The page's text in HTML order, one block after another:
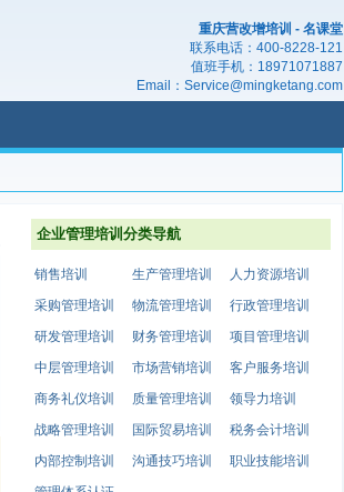
重庆营改增培训 - 名课堂
联系电话： 400-8228-121
值班手机： 18971071887
Email： Service@mingketang.com
企业管理培训分类导航
销售培训 生产管理培训
人力资源培训
采购管理培训
物流管理培训
行政管理培训
研发管理培训
财务管理培训
项目管理培训
中层管理培训
市场营销培训
客户服务培训
商务礼仪培训
质量管理培训
领导力培训
战略管理培训
国际贸易培训
税务会计培训
内部控制培训
沟通技巧培训
职业技能培训